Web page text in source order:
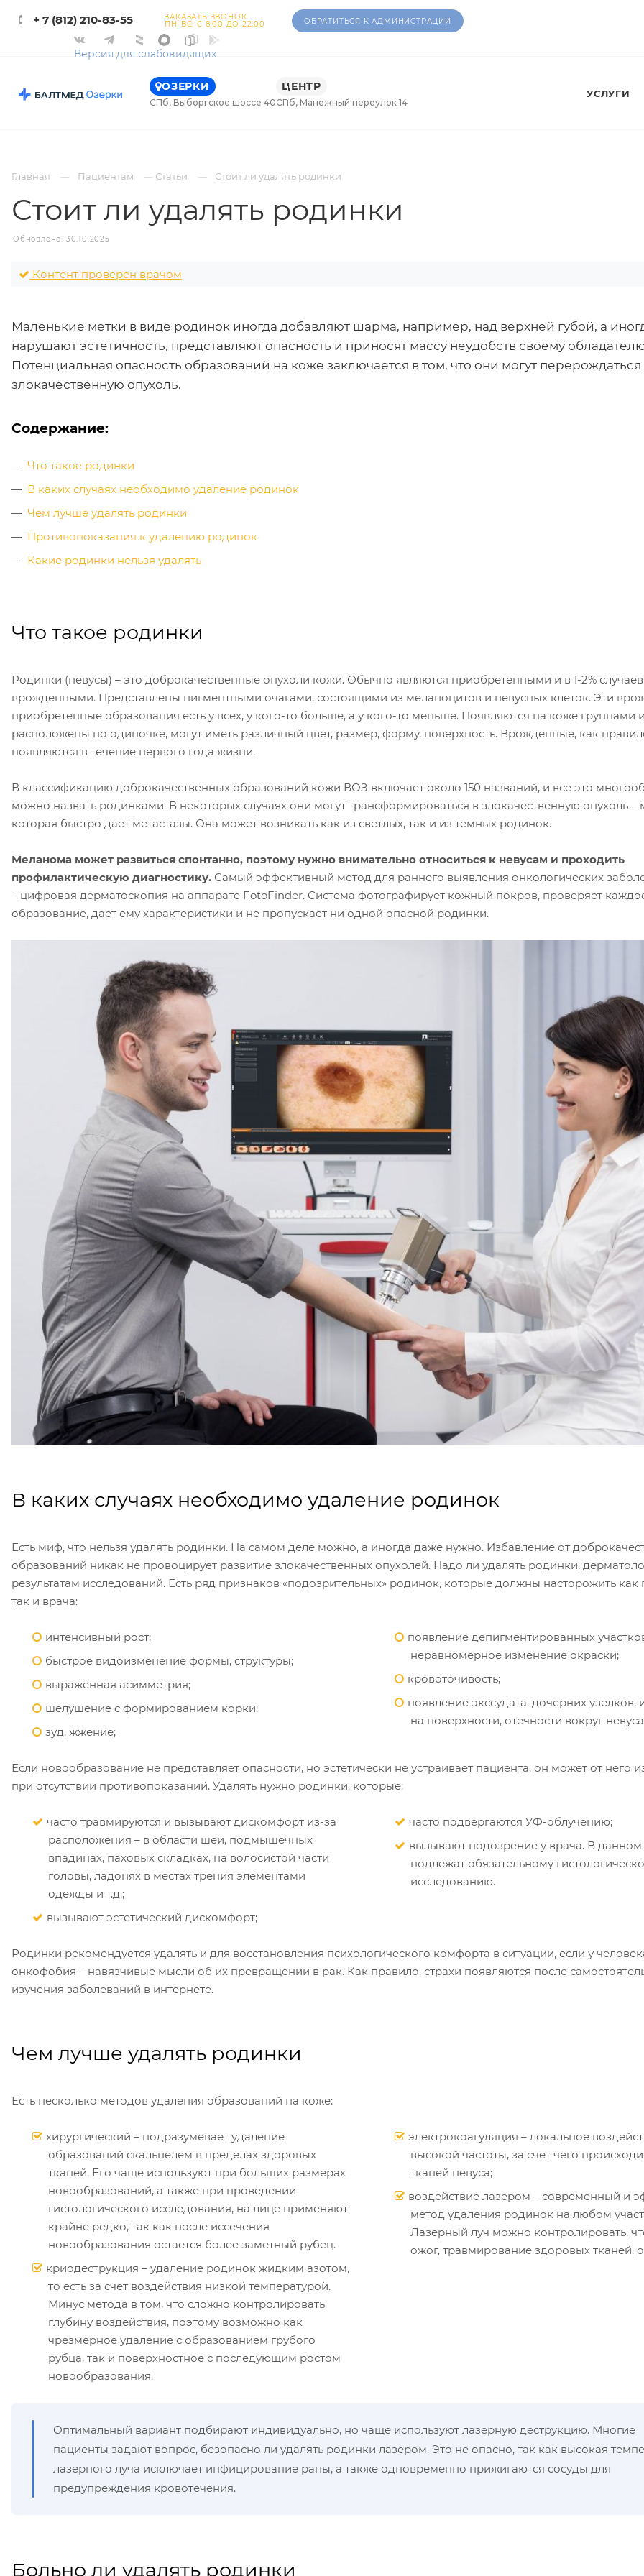
+ 7 (812) 210-83-55 ЗАКАЗАТЬ ЗВОНОК
ПН-ВС: С 8:00 ДО 22:00 ОБРАТИТЬСЯ К АДМИНИСТРАЦИИ
Версия для слабовидящих
ОЗЕРКИ
СПб, Выборгское шоссе 40
ЦЕНТР
СПб, Манежный переулок 14
УСЛУГИ
Главная Пациентам Статьи Стоит ли удалять родинки
Стоит ли удалять родинки
Обновлено: 30.10.2025
Контент проверен врачом
Маленькие метки в виде родинок иногда добавляют шарма, например, над верхней губой, а
нарушают эстетичность, представляют опасность и приносят массу неудобств своему
Потенциальная опасность образований на коже заключается в том, что они могут перерождаться
злокачественную опухоль.
Содержание:
Что такое родинки
В каких случаях необходимо удаление родинок
Чем лучше удалять родинки
Противопоказания к удалению родинок
Какие родинки нельзя удалять
Что такое родинки
Родинки (невусы) – это доброкачественные опухоли кожи. Обычно являются приобретенными и в 1-2% случаев
врожденными. Представлены пигментными очагами, состоящими из меланоцитов и невусных клеток. Эти
приобретенные образования есть у всех, у кого-то больше, а у кого-то меньше. Появляются на коже группами
расположены по одиночке, могут иметь различный цвет, размер, форму, поверхность. Врожденные, как
появляются в течение первого года жизни.
В классификацию доброкачественных образований кожи ВОЗ включает около 150 названий, и все это
можно назвать родинками. В некоторых случаях они могут трансформироваться в злокачественную опухоль –
которая быстро дает метастазы. Она может возникать как из светлых, так и из темных родинок.
Меланома может развиться спонтанно, поэтому нужно внимательно относиться к невусам и проходить
профилактическую диагностику. Самый эффективный метод для раннего выявления онкологических
– цифровая дерматоскопия на аппарате FotoFinder. Система фотографирует кожный покров, проверяет
образование, дает ему характеристики и не пропускает ни одной опасной родинки.
В каких случаях необходимо удаление родинок
Есть миф, что нельзя удалять родинки. На самом деле можно, а иногда даже нужно. Избавление от
образований никак не провоцирует развитие злокачественных опухолей. Надо ли удалять родинки,
результатам исследований. Есть ряд признаков «подозрительных» родинок, которые должны насторожить как
так и врача:
интенсивный рост;
быстрое видоизменение формы, структуры;
выраженная асимметрия;
шелушение с формированием корки;
зуд, жжение;
появление депигментированных
неравномерное изменение окраски;
кровоточивость;
появление экссудата, дочерних узелков,
на поверхности, отечности вокруг
Если новообразование не представляет опасности, но эстетически не устраивает пациента, он может от него
при отсутствии противопоказаний. Удалять нужно родинки, которые:
часто травмируются и вызывают дискомфорт из-за
расположения – в области шеи, подмышечных
впадинах, паховых складках, на волосистой части
головы, ладонях в местах трения элементами
одежды и т.д.;
вызывают эстетический дискомфорт;
часто подвергаются УФ-облучению;
вызывают подозрение у врача. В данном
подлежат обязательному
исследованию.
Родинки рекомендуется удалять и для восстановления психологического комфорта в ситуации, если у
онкофобия – навязчивые мысли об их превращении в рак. Как правило, страхи появляются после
изучения заболеваний в интернете.
Чем лучше удалять родинки
Есть несколько методов удаления образований на коже:
хирургический – подразумевает удаление
образований скальпелем в пределах здоровых
тканей. Его чаще используют при больших размерах
новообразований, а также при проведении
гистологического исследования, на лице применяют
крайне редко, так как после иссечения
новообразования остается более заметный рубец.
криодеструкция – удаление родинок жидким азотом,
то есть за счет воздействия низкой температурой.
Минус метода в том, что сложно контролировать
глубину воздействия, поэтому возможно как
чрезмерное удаление с образованием грубого
рубца, так и поверхностное с последующим ростом
новообразования.
электрокоагуляция – локальное
высокой частоты, за счет чего
тканей невуса;
воздействие лазером – современный и
метод удаления родинок на любом
Лазерный луч можно контролировать,
ожог, травмирование здоровых тканей,
Оптимальный вариант подбирают индивидуально, но чаще используют лазерную деструкцию. Многие
пациенты задают вопрос, безопасно ли удалять родинки лазером. Это не опасно, так как высокая
лазерного луча исключает инфицирование раны, а также одновременно прижигаются сосуды для
предупреждения кровотечения.
Больно ли удалять родинки